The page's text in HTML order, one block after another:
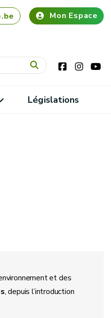
Mon Espace
Législations
et des
, depuis l’introduction